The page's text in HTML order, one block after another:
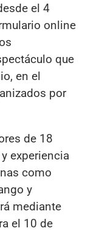
el 4
online
que
en el
por
de 18
experiencia
como
y
mediante
el 10 de